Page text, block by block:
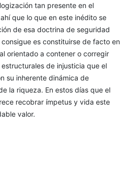
tan presente en el
que lo que en este inédito se
de esa doctrina de seguridad
es constituirse de facto en
orientado a contener o corregir
de injusticia que el
su inherente dinámica de
la riqueza. En estos días que el
recobrar ímpetus y vida este
valor.